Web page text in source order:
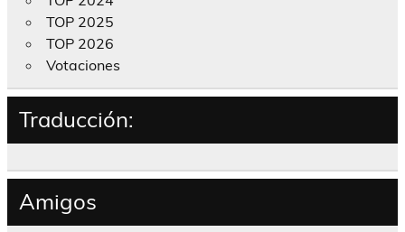
TOP 2025
TOP 2026
Votaciones
Traducción:
Amigos